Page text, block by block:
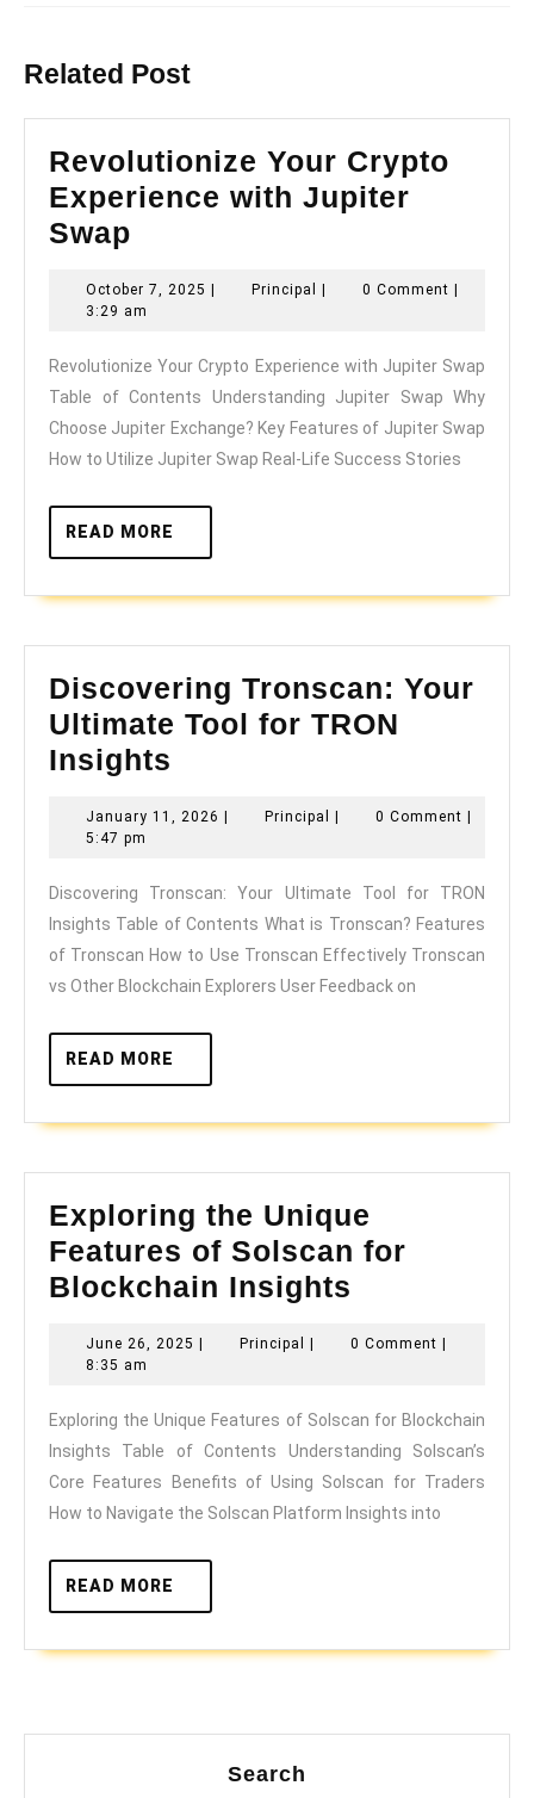
Related Post
Revolutionize Your Crypto
Experience with Jupiter
Swap
Crypto
with
Jupiter
Swap
October 7, 2025 OctoberPrincipal Principal0 Comment
3:29 am
Revolutionize Your Crypto Experience with Jupiter Swap
Table of Contents Understanding Jupiter Swap Why
Choose Jupiter Exchange? Key Features of Jupiter Swap
How to Utilize Jupiter Swap Real-Life Success Stories
READ MORE
MORE
Discovering Tronscan: Your
Ultimate Tool for TRON
Insights
Your
Tool
for
TRON
January 11, 2026 January
| Principal Principal
| 0 Comment |
5:47 pm
Discovering Tronscan: Your Ultimate Tool for TRON
Insights Table of Contents What is Tronscan? Features
of Tronscan How to Use Tronscan Effectively Tronscan
vs Other Blockchain Explorers User Feedback on
READ MORE
MORE
Exploring the Unique
Features of Solscan for
Blockchain Insights
Unique
of
Solscan
for
June 26, 2025 June
| Principal Principal
| 0 Comment |
8:35 am
Exploring the Unique Features of Solscan for Blockchain
Insights Table of Contents Understanding Solscan’s
Core Features Benefits of Using Solscan for Traders
How to Navigate the Solscan Platform Insights into
READ MORE
MORE
Search